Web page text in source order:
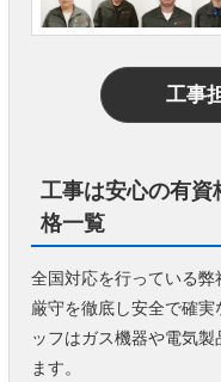
工事
工事は安心の有資
格一覧
全国対応を行っている
厳守を徹底し安全で確
ッフはガス機器や電気
ます。